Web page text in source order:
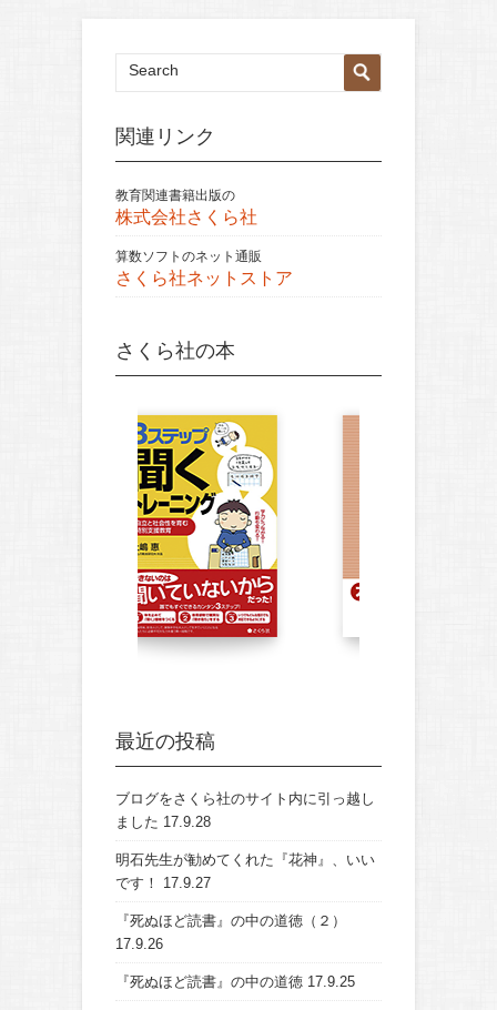
関連リンク
教育関連書籍出版の
株式会社さくら社
算数ソフトのネット通販
さくら社ネットストア
さくら社の本
最近の投稿
ブログをさくら社のサイト内に引っ越し
ました 17.9.28
明石先生が勧めてくれた『花神』、いい
です！
17.9.27
『死ぬほど読書』の中の道徳（２）
17.9.26
『死ぬほど読書』の中の道徳 17.9.25